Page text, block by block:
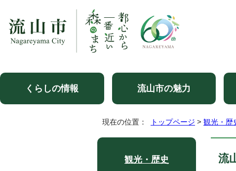
くらしの情報 流山市の魅力
現在の位置： トップページ > 観光・歴
流
観光・歴史